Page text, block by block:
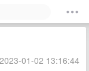
01-02 13:16:44